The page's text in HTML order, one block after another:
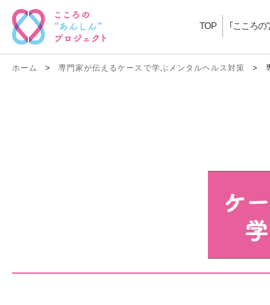
TOP ｢こころの
ホーム > 専門家が伝えるケースで学ぶメンタルヘルス対策 >